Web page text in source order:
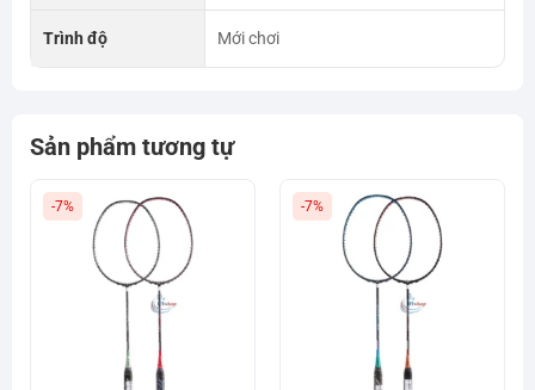
Trình độ Mới chơi
Sản phẩm tương tự
-7% -7%